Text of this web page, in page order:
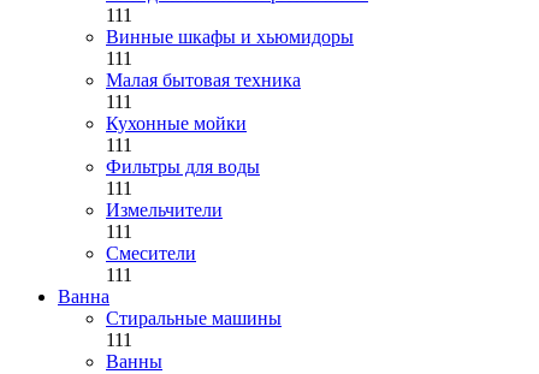
111
Винные шкафы и хьюмидоры
111
Малая бытовая техника
111
Кухонные мойки
111
Фильтры для воды
111
Измельчители
111
Смесители
111
Ванна
Стиральные машины
111
Ванны